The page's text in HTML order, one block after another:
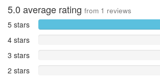
5.0 average rating from 1 reviews
5 stars
4 stars
3 stars
2 stars